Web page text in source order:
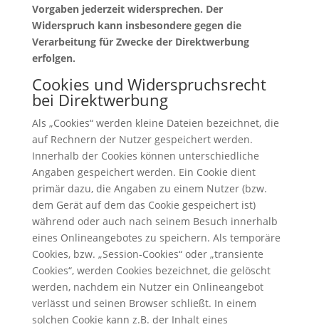
Vorgaben jederzeit widersprechen. Der
Widerspruch kann insbesondere gegen die
Verarbeitung für Zwecke der Direktwerbung
erfolgen.
Cookies und Widerspruchsrecht
bei Direktwerbung
Als „Cookies“ werden kleine Dateien bezeichnet, die
auf Rechnern der Nutzer gespeichert werden.
Innerhalb der Cookies können unterschiedliche
Angaben gespeichert werden. Ein Cookie dient
primär dazu, die Angaben zu einem Nutzer (bzw.
dem Gerät auf dem das Cookie gespeichert ist)
während oder auch nach seinem Besuch innerhalb
eines Onlineangebotes zu speichern. Als temporäre
Cookies, bzw. „Session-Cookies“ oder „transiente
Cookies“, werden Cookies bezeichnet, die gelöscht
werden, nachdem ein Nutzer ein Onlineangebot
verlässt und seinen Browser schließt. In einem
solchen Cookie kann z.B. der Inhalt eines